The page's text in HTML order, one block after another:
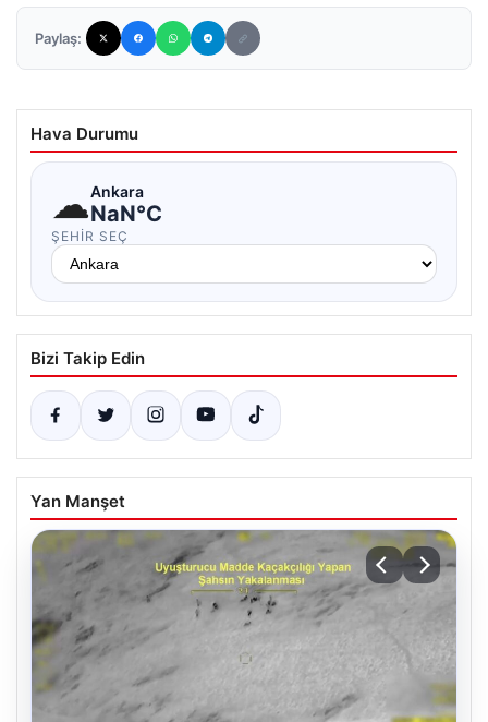
Paylaş:
Hava Durumu
☁Ankara
NaN°C
ŞEHIR SEÇ
Bizi Takip Edin
Yan Manşet